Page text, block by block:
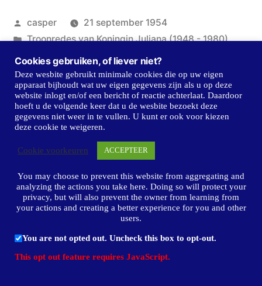
Geplaatst
door
casper
21 september 1954
Geplaatst
in
Troonredes van Koningin Juliana (1948 - 1980)
Bericht
navigatie
Vorig berichtVorig
bericht:
Troonrede 15 september 1953
Volgend bericht
Volgend
bericht:
Troonrede 20 september 1955
Laat een reactie achter
Cookies gebruiken, of liever niet?
Deze wesbite gebruikt minimale cookies die op uw eigen
apparaat bijhoudt wat uw eigen gegevens zijn als u op deze
website inlogt en/of een bericht of reactie achterlaat. Daardoor
hoeft u de volgende keer dat u de wesbite bezoekt deze
gegevens niet weer in te vullen. U kunt er ook voor kiezen
deze cookie te weigeren.
Cookie voorkeuren ACCEPTEER
You may choose to prevent this website from aggregating and
analyzing the actions you take here. Doing so will protect your
privacy, but will also prevent the owner from learning from
your actions and creating a better experience for you and other
users.
You are not opted out. Uncheck this box to opt-out.
This opt out feature requires JavaScript.